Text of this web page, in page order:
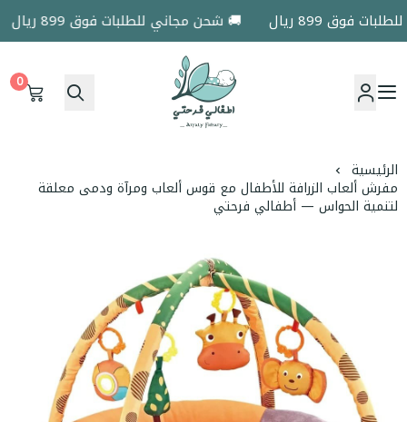
فوق 899 ريال 🚚 شحن مجاني للطلبات فوق 899 ريال
اطفالي فرحتي
0
الرئيسية
مفرش ألعاب الزرافة للأطفال مع قوس ألعاب ومرآة ودمى معلقة
لتنمية الحواس — أطفالي فرحتي